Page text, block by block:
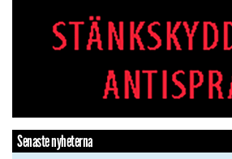
Senaste nyheterna